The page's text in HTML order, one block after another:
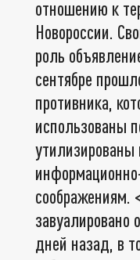
отношению к
Новороссии.
роль
сентябре
противника,
использованы
утилизированы
завуалировано
дней назад, в